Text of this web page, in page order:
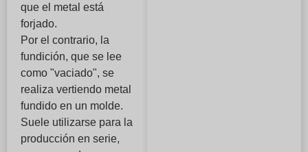
que el metal está
forjado.
Por el contrario, la
fundición, que se lee
como "vaciado", se
realiza vertiendo metal
fundido en un molde.
Suele utilizarse para la
producción en serie,